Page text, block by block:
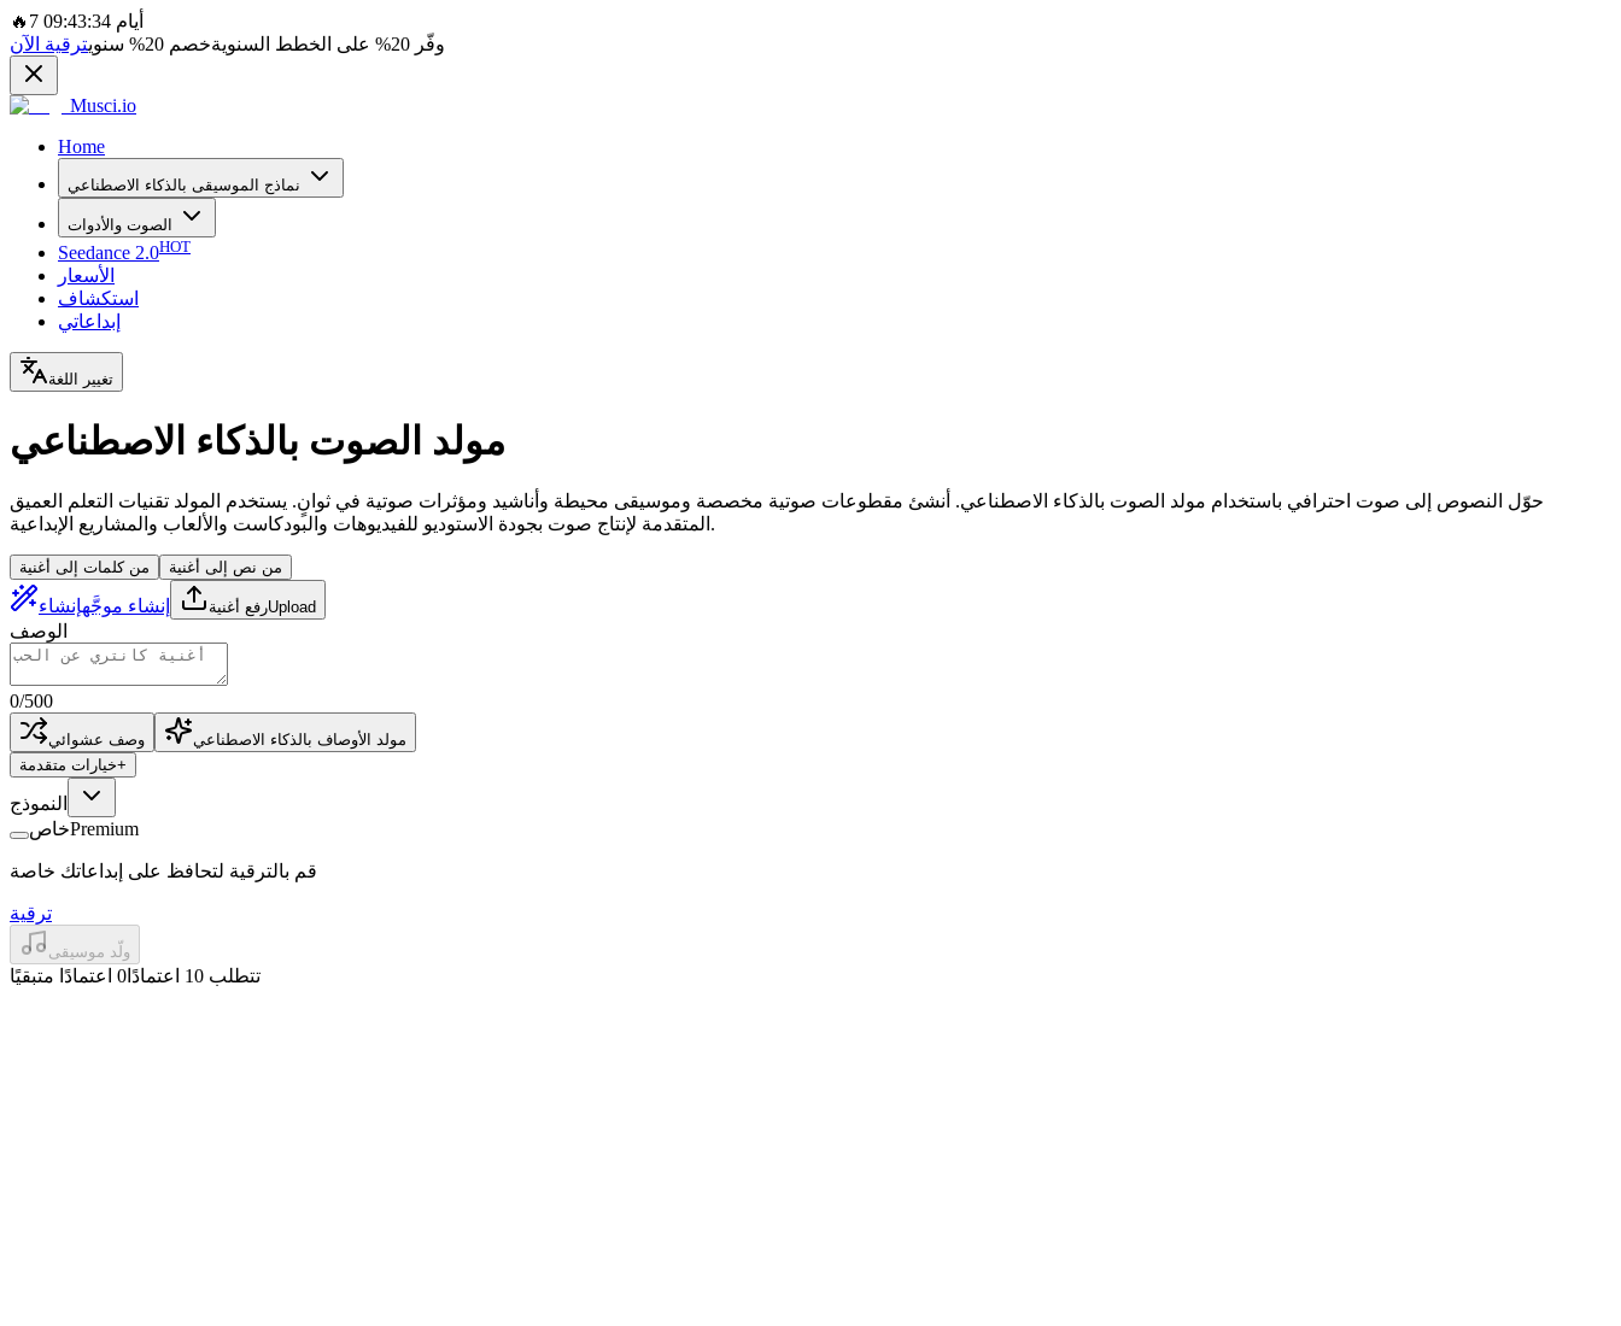
🔥
7 أيام 09:43:34
وفّر 20% على الخطط السنويةخصم 20% سنويترقية الآن
Musci.io
Home
نماذج الموسيقى بالذكاء الاصطناعي
الصوت والأدوات
Seedance 2.0HOT
الأسعار
استكشاف
إبداعاتي
تغيير اللغة
مولد الصوت بالذكاء الاصطناعي
حوّل النصوص إلى صوت احترافي باستخدام مولد الصوت بالذكاء الاصطناعي. أنشئ مقطوعات صوتية مخصصة وموسيقى محيطة وأناشيد ومؤثرات صوتية في ثوانٍ. يستخدم المولد تقنيات التعلم العميق
المتقدمة لإنتاج صوت بجودة الاستوديو للفيديوهات والبودكاست والألعاب والمشاريع الإبداعية.
من كلمات إلى أغنية من نص إلى أغنية
إنشاء موجَّهإنشاء رفع أغنيةUpload
الوصف
0/500
وصف عشوائي
مولد الأوصاف بالذكاء الاصطناعي
خيارات متقدمة+
النموذج
خاصPremium
قم بالترقية لتحافظ على إبداعاتك خاصة
ترقية
ولّد موسيقى
تتطلب 10 اعتمادًا 0 اعتمادًا متبقيًا